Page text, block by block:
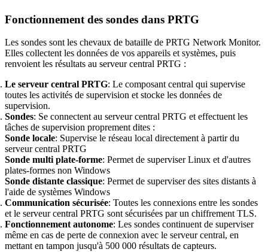
Fonctionnement des sondes dans PRTG
Les sondes sont les chevaux de bataille de PRTG Network Monitor.
Elles collectent les données de vos appareils et systèmes, puis
renvoient les résultats au serveur central PRTG :
Le serveur central PRTG: Le composant central qui supervise
toutes les activités de supervision et stocke les données de
supervision.
Sondes: Se connectent au serveur central PRTG et effectuent les
tâches de supervision proprement dites :
Sonde locale: Supervise le réseau local directement à partir du
serveur central PRTG
Sonde multi plate-forme: Permet de superviser Linux et d'autres
plates-formes non Windows
Sonde distante classique: Permet de superviser des sites distants à
l'aide de systèmes Windows
Communication sécurisée: Toutes les connexions entre les sondes
et le serveur central PRTG sont sécurisées par un chiffrement TLS.
Fonctionnement autonome: Les sondes continuent de superviser
même en cas de perte de connexion avec le serveur central, en
mettant en tampon jusqu'à 500 000 résultats de capteurs.